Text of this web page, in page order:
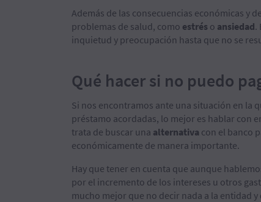
Además de las consecuencias económicas y
problemas de salud, como estrés o ansiedad.
inquietud y preocupación hasta que no se
Qué hacer si no puedo
Si nos encontramos ante una situación en la
préstamo acordadas, lo mejor es hablar con
trata de buscar una alternativa con el banco
económicamente de manera importante.
Hay que tener en cuenta que aunque
por el incremento de los intereses u otros
mucho mejor que no decir nada a la entidad